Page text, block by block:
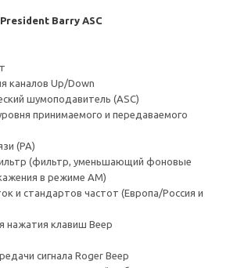
Barry ASC
каналов Up/Down
шумоподавитель (ASC)
принимаемого и передаваемого
(РА)
(фильтр, уменьшающий фоновые
в режиме АМ)
и стандартов частот (Европа/Россия и
нажатия клавиш Beep
сигнала Roger Beep